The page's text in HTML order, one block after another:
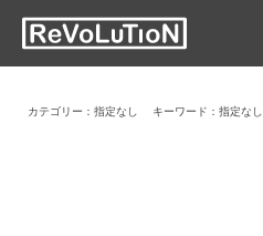
カテゴリー：指定なし キーワード：指定なし